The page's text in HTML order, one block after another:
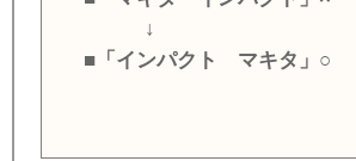
↓
■「インパクト マキタ」○